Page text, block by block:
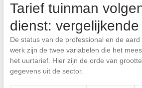
Tarief tuinman
dienst:
De status van de professional en de
werk zijn de twee variabelen die het
het uurtarief. Hier zijn de orde van
gegevens uit de sector.